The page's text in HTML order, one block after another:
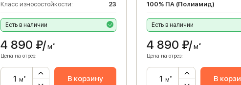
Класс износостойкости: 23
Есть в наличии
4 890 ₽/м²
Цена на отрез:
м² В корзину
100% ПА (Полиамид)
Есть в наличии
4 890 ₽/м²
Цена на отрез:
м² В